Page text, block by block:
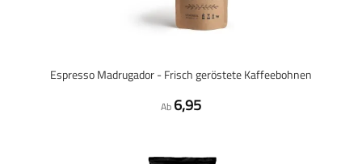
Espresso Madrugador - Frisch geröstete Kaffeebohnen
Ab 6,95